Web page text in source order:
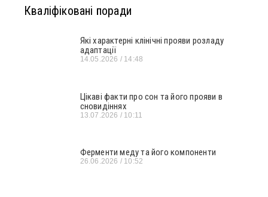
Кваліфіковані поради
Які характерні клінічні прояви розладу
адаптації
14.05.2026 14:48
Цікаві факти про сон та його прояви в
сновидіннях
13.07.2026 10:11
Ферменти меду та його компоненти
26.06.2026 10:52